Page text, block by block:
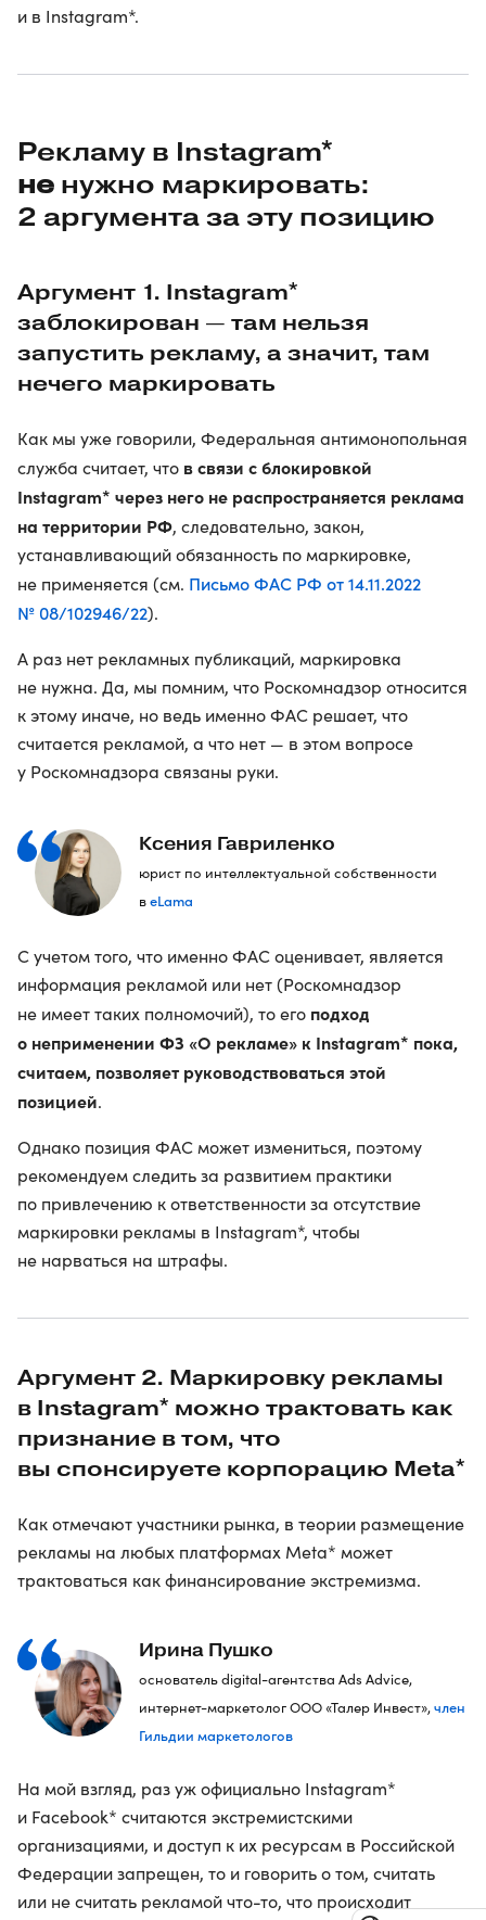
и в Instagram*.
Рекламу в Instagram*
не нужно маркировать:
2 аргумента за эту позицию
Аргумент 1. Instagram*
заблокирован — там нельзя
запустить рекламу, а значит, там
нечего маркировать
Как мы уже говорили, Федеральная антимонопольная
служба считает, что в связи с блокировкой
Instagram* через него не распространяется реклама
на территории РФ, следовательно, закон,
устанавливающий обязанность по маркировке,
не применяется (см. Письмо ФАС РФ от 14.11.2022
№ 08/102946/22).
А раз нет рекламных публикаций, маркировка
не нужна. Да, мы помним, что Роскомнадзор относится
к этому иначе, но ведь именно ФАС решает, что
считается рекламой, а что нет — в этом вопросе
у Роскомнадзора связаны руки.
Ксения Гавриленко
юрист по интеллектуальной собственности
вeLama
С учетом того, что именно ФАС оценивает, является
информация рекламой или нет (Роскомнадзор
не имеет таких полномочий), то его подход
о неприменении ФЗ «О рекламе» к Instagram* пока,
считаем, позволяет руководствоваться этой
позицией.
Однако позиция ФАС может измениться, поэтому
рекомендуем следить за развитием практики
по привлечению к ответственности за отсутствие
маркировки рекламы в Instagram*, чтобы
не нарваться на штрафы.
Аргумент 2. Маркировку рекламы
в Instagram* можно трактовать как
признание в том, что
вы спонсируете корпорацию Meta*
Как отмечают участники рынка, в теории размещение
рекламы на любых платформах Meta* может
трактоваться как финансирование экстремизма.
Ирина Пушко
основатель digital-агентства Ads Advice,
интернет-маркетолог ООО «Талер Инвест»,член
Гильдии маркетологов
На мой взгляд, раз уж официально Instagram*
и Facebook* считаются экстремистскими
организациями, и доступ к их ресурсам в Российской
Федерации запрещен, то и говорить о том, считать
или не считать рекламой что-то, что происходит